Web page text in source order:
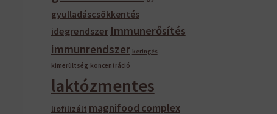
gyulladáscsökkentés
idegrendszer Immunerősítés
immunrendszer keringés
kimerültség koncentráció
laktózmentes
liofilizált magnifood complex